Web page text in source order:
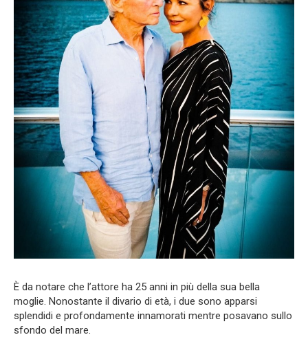
È da notare che l’attore ha 25 anni in più della sua bella
moglie. Nonostante il divario di età, i due sono apparsi
splendidi e profondamente innamorati mentre posavano sullo
sfondo del mare.